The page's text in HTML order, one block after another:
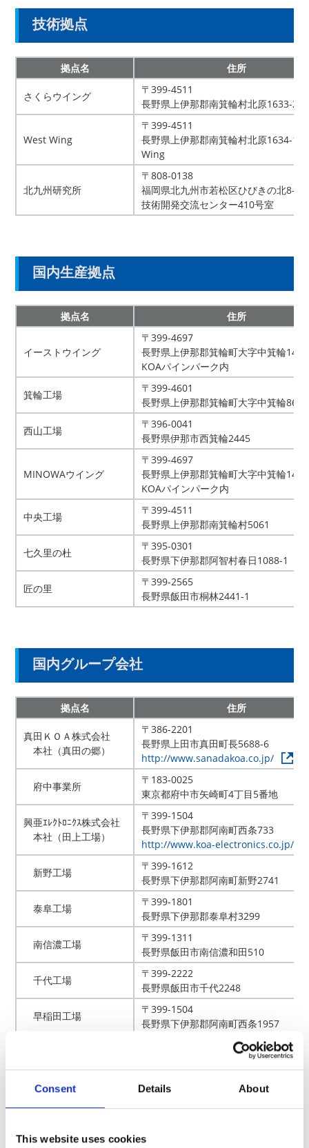
Consent Details About
This website uses cookies
技術拠点
拠点名 住所
さくらウイング
〒399-4511
長野県上伊那郡南箕輪村北原1633-28
West Wing
〒399-4511
長野県上伊那郡南箕輪村北原1634-17
Wing
北九州研究所
〒808-0138
福岡県北九州市若松区ひびきの北8-1
技術開発交流センター410号室
国内生産拠点
拠点名 住所
イーストウイング
〒399-4697
長野県上伊那郡箕輪町大字中箕輪
KOAパインパーク内
箕輪工場
〒399-4601
長野県上伊那郡箕輪町大字中箕輪8633
西山工場
〒396-0041
長野県伊那市西箕輪2445
MINOWAウイング
〒399-4697
長野県上伊那郡箕輪町大字中箕輪
KOAパインパーク内
中央工場
〒399-4511
長野県上伊那郡南箕輪村5061
七久里の杜
〒395-0301
長野県下伊那郡阿智村春日1088-1
匠の里
〒399-2565
長野県飯田市桐林2441-1
国内グループ会社
拠点名 住所
真田ＫＯＡ株式会社
本社（真田の郷）
〒386-2201
長野県上田市真田町長5688-6
http://www.sanadakoa.co.jp/
府中事業所
〒183-0025
東京都府中市矢崎町4丁目5番地
興亜ｴﾚｸﾄﾛﾆｸｽ株式会社
本社（田上工場）
〒399-1504
長野県下伊那郡阿南町西条733
http://www.koa-electronics.co.jp/
新野工場
〒399-1612
長野県下伊那郡阿南町新野2741
泰阜工場
〒399-1801
長野県下伊那郡泰阜村3299
南信濃工場
〒399-1311
長野県飯田市南信濃和田510
千代工場
〒399-2222
長野県飯田市千代2248
早稲田工場
〒399-1504
長野県下伊那郡阿南町西条1957
鹿島興亜電工株式会社
石川県鹿島郡中能登町武部は部11
http://www.kashimakoa.co.jp/
となみの庄